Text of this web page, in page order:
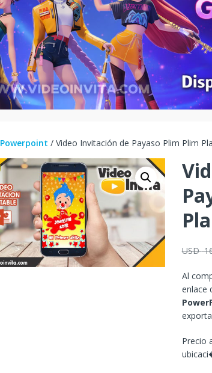
Powerpoint / Video Invitación de Payaso Plim Plim
USD
Al
enlace
Precio